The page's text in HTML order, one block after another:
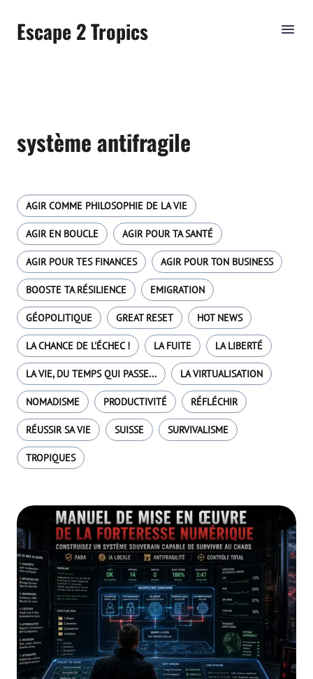
Escape 2 Tropics
système antifragile
AGIR COMME PHILOSOPHIE DE LA VIE
AGIR EN BOUCLE AGIR POUR TA SANTÉ
AGIR POUR TES FINANCES AGIR POUR TON BUSINESS
BOOSTE TA RÉSILIENCE EMIGRATION
GÉOPOLITIQUE GREAT RESET HOT NEWS
LA CHANCE DE L'ÉCHEC ! LA FUITE LA LIBERTÉ
LA VIE, DU TEMPS QUI PASSE... LA VIRTUALISATION
NOMADISME PRODUCTIVITÉ RÉFLÉCHIR
RÉUSSIR SA VIE SUISSE SURVIVALISME
TROPIQUES